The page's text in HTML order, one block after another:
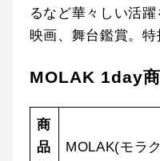
るなど華々しい活躍
映画、舞台鑑賞。特
MOLAK 1day
商
品
MOLAK(モラ